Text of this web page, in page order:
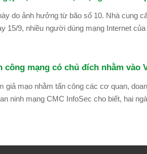
do ảnh hưởng từ bão số 10. Nhà cung
15/9, nhiều người dùng mạng Internet
công mạng có chủ đích nhằm vào
giả mạo nhằm tấn công các cơ quan,
ninh mạng CMC InfoSec cho biết, hai